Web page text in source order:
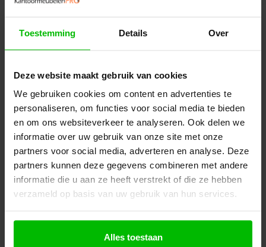
Toestemming Details Over
Deze website maakt gebruik van cookies
We gebruiken cookies om content en advertenties te
personaliseren, om functies voor social media te bieden
en om ons websiteverkeer te analyseren. Ook delen we
informatie over uw gebruik van onze site met onze
partners voor social media, adverteren en analyse. Deze
partners kunnen deze gegevens combineren met andere
informatie die u aan ze heeft verstrekt of die ze hebben
verzameld op basis van uw gebruik van hun services.
Alles toestaan
Misschien ook interessant